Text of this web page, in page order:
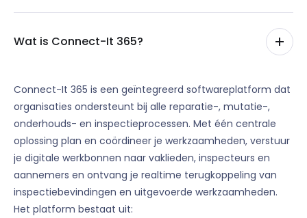
Wat is Connect-It 365?
Connect-It 365 is een geïntegreerd softwareplatform dat
organisaties ondersteunt bij alle reparatie-, mutatie-,
onderhouds- en inspectieprocessen. Met één centrale
oplossing plan en coördineer je werkzaamheden, verstuur
je digitale werkbonnen naar vaklieden, inspecteurs en
aannemers en ontvang je realtime terugkoppeling van
inspectiebevindingen en uitgevoerde werkzaamheden.
Het platform bestaat uit: